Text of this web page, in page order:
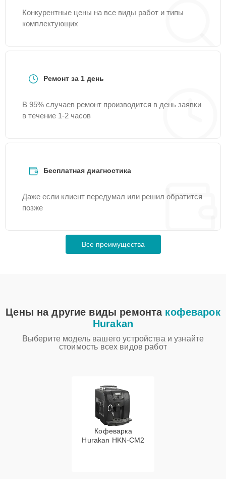
Конкурентные цены на все виды работ и типы
комплектующих
Ремонт за 1 день
В 95% случаев ремонт производится в день заявки
в течение 1-2 часов
Бесплатная диагностика
Даже если клиент передумал или решил обратится
позже
Все преимущества
Цены на другие виды ремонта кофеварок
Hurakan
Выберите модель вашего устройства и узнайте
стоимость всех видов работ
Кофеварка
Hurakan HKN-CM2